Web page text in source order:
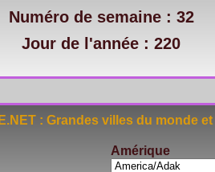
Numéro de semaine : 32
Jour de l'année : 220
: Grandes villes du
Amérique